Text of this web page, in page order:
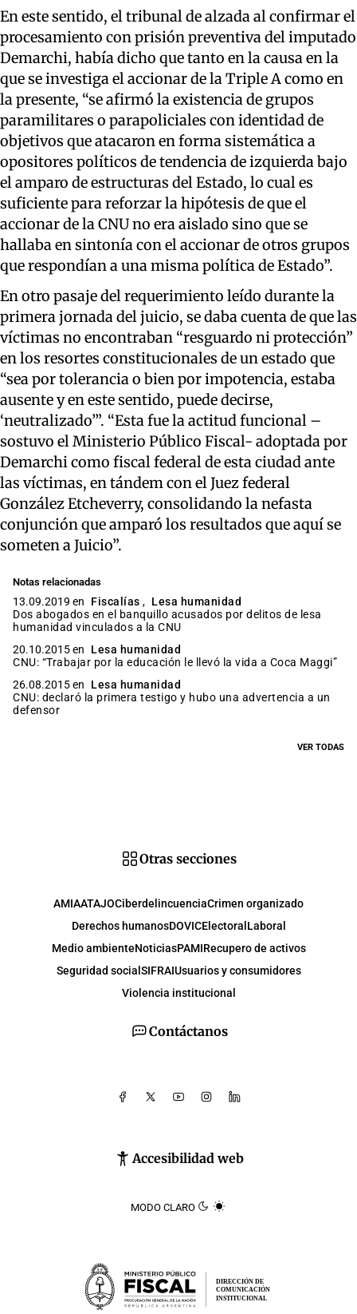
En este sentido, el tribunal de alzada al confirmar el
procesamiento con prisión preventiva del imputado
Demarchi, había dicho que tanto en la causa en la
que se investiga el accionar de la Triple A como en
la presente, “se afirmó la existencia de grupos
paramilitares o parapoliciales con identidad de
objetivos que atacaron en forma sistemática a
opositores políticos de tendencia de izquierda bajo
el amparo de estructuras del Estado, lo cual es
suficiente para reforzar la hipótesis de que el
accionar de la CNU no era aislado sino que se
hallaba en sintonía con el accionar de otros grupos
que respondían a una misma política de Estado”.
En otro pasaje del requerimiento leído durante la
primera jornada del juicio, se daba cuenta de que las
víctimas no encontraban “resguardo ni protección”
en los resortes constitucionales de un estado que
“sea por tolerancia o bien por impotencia, estaba
ausente y en este sentido, puede decirse,
‘neutralizado’”. “Esta fue la actitud funcional –
sostuvo el Ministerio Público Fiscal- adoptada por
Demarchi como fiscal federal de esta ciudad ante
las víctimas, en tándem con el Juez federal
González Etcheverry, consolidando la nefasta
conjunción que amparó los resultados que aquí se
someten a Juicio”.
Notas relacionadas
13.09.2019 en Fiscalías , Lesa humanidad
Dos abogados en el banquillo acusados por delitos de lesa
humanidad vinculados a la CNU
20.10.2015 en
Lesa humanidad
CNU: “Trabajar por la educación le llevó la vida a Coca Maggi”
26.08.2015 en
Lesa humanidad
CNU: declaró la primera testigo y hubo una advertencia a un
defensor
VER TODAS
Contáctanos
Accesibilidad web
MODO CLARO
Otras secciones
AMIAATAJOCiberdelincuenciaCrimen organizado
Derechos humanosDOVICElectoral Laboral
Medio ambienteNoticiasPAMIRecupero de activos
Seguridad social SIFRAIUsuarios y consumidores
Violencia institucional
DIRECCIÓN DE
COMUNICACIÓN
INSTITUCIONAL